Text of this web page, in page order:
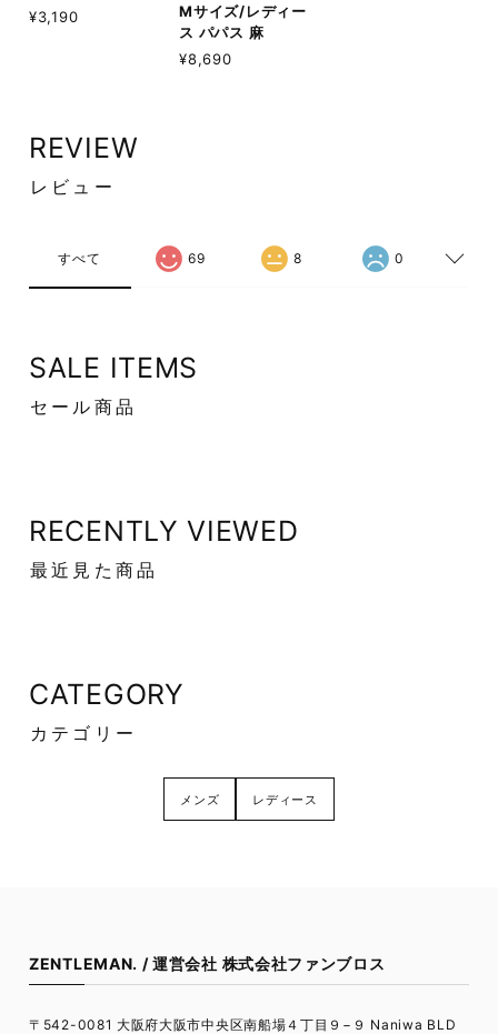
¥3,190
Mサイズ/レディー
ス パパス 麻
¥8,690
REVIEW
レビュー
すべて 69 8 0
SALE ITEMS
セール商品
RECENTLY VIEWED
最近見た商品
CATEGORY
カテゴリー
メンズ レディース
ZENTLEMAN. / 運営会社 株式会社ファンブロス
〒542-0081 大阪府大阪市中央区南船場４丁目９−９ Naniwa BLD